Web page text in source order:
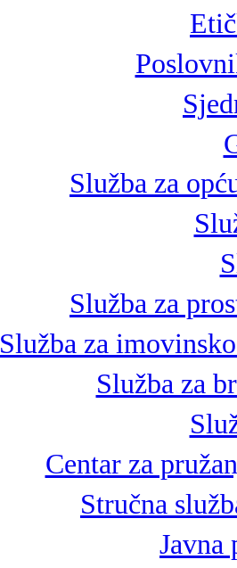
Služba za
Služba za
Služba za
Služba za
Centar za
Stručna
Javna